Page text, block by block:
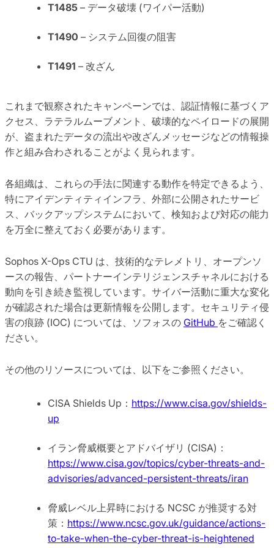
T1485 – データ破壊 (ワイパー活動)
T1490 – システム回復の阻害
T1491 – 改ざん
これまで観察されたキャンペーンでは、認証情報に基づくア
クセス、ラテラルムーブメント、破壊的なペイロードの展開
が、盗まれたデータの流出や改ざんメッセージなどの情報操
作と組み合わされることがよく見られます。
各組織は、これらの手法に関連する動作を特定できるよう、
特にアイデンティティインフラ、外部に公開されたサービ
ス、バックアップシステムにおいて、検知および対応の能力
を万全に整えておく必要があります。
Sophos X-Ops CTU は、技術的なテレメトリ、オープンソ
ースの報告、パートナーインテリジェンスチャネルにおける
動向を引き続き監視しています。サイバー活動に重大な変化
が確認された場合は更新情報を公開します。セキュリティ侵
害の痕跡 (IOC) については、ソフォスの GitHub をご確認く
ださい。
その他のリソースについては、以下をご参照ください。
CISA Shields Up： https://www.cisa.gov/shields-
up
イラン脅威概要とアドバイザリ (CISA)：
https://www.cisa.gov/topics/cyber-threats-and-
advisories/advanced-persistent-threats/iran
脅威レベル上昇時における NCSC が推奨する対
策： https://www.ncsc.gov.uk/guidance/actions-
to-take-when-the-cyber-threat-is-heightened